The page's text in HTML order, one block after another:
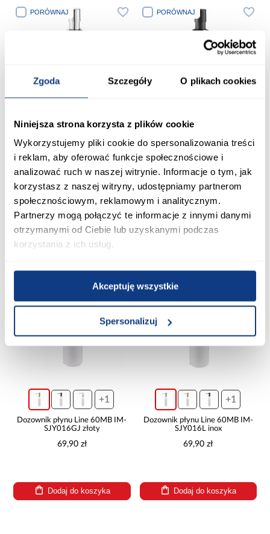
Zgoda Szczegóły O plikach cookies
Niniejsza strona korzysta z plików cookie
Wykorzystujemy pliki cookie do spersonalizowania treści
i reklam, aby oferować funkcje społecznościowe i
analizować ruch w naszej witrynie. Informacje o tym, jak
korzystasz z naszej witryny, udostępniamy partnerom
społecznościowym, reklamowym i analitycznym.
Partnerzy mogą połączyć te informacje z innymi danymi
otrzymanymi od Ciebie lub uzyskanymi podczas
korzystania z ich usług.
Akceptuję wszystkie
Spersonalizuj
PORÓWNAJ
+1
Dozownik płynu Line 60MB IM-
SJY016 chrom
69,90 zł
Dodaj do koszyka
PORÓWNAJ
+1
Dozownik płynu Line 60MB IM-
SJY016H czarny
69,90 zł
Dodaj do koszyka
PORÓWNAJ
+1
Dozownik płynu Line 60MB IM-
SJY016GJ złoty
69,90 zł
Dodaj do koszyka
PORÓWNAJ
+1
Dozownik płynu Line 60MB IM-
SJY016L inox
69,90 zł
Dodaj do koszyka